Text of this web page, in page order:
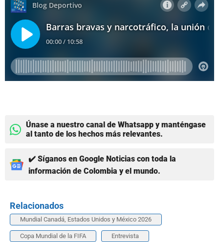
Únase a nuestro canal de Whatsapp y manténgase
al tanto de los hechos más relevantes.
✔️ Síganos en Google Noticias con toda la
información de Colombia y el mundo.
Relacionados
Mundial Canadá, Estados Unidos y México 2026
Copa Mundial de la FIFA Entrevista